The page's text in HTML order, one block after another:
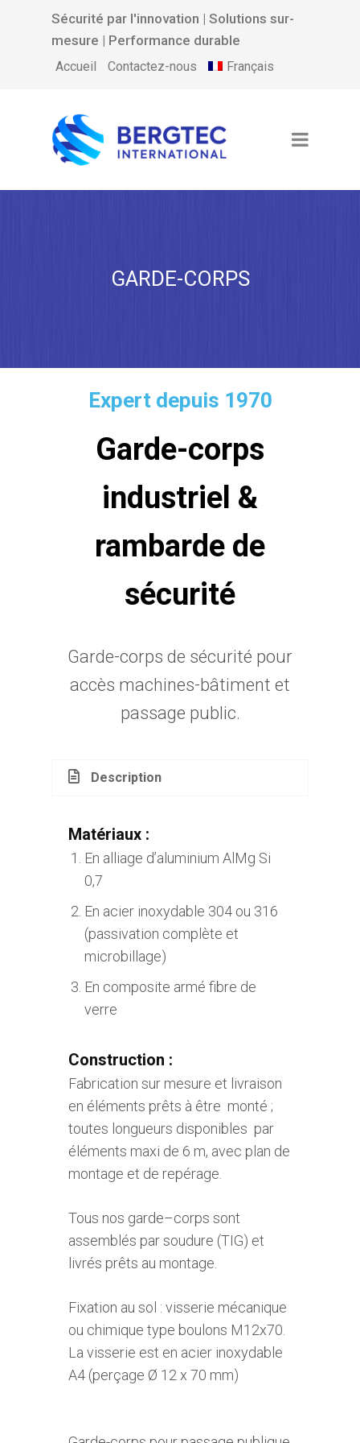
Sécurité par l'innovation | Solutions sur-
mesure | Performance durable
Accueil Contactez-nous Français
GARDE-CORPS
Expert depuis 1970
Garde-corps
industriel &
rambarde de
sécurité
Garde-corps de sécurité pour
accès machines-bâtiment et
passage public.
Description
Matériaux :
En alliage d’aluminium AlMg Si
0,7
En acier inoxydable 304 ou 316
(passivation complète et
microbillage)
En composite armé fibre de
verre
Construction :
Fabrication sur mesure et livraison
en éléments prêts à être monté ;
toutes longueurs disponibles par
éléments maxi de 6 m, avec plan de
montage et de repérage.
Tous nos garde–corps sont
assemblés par soudure (TIG) et
livrés prêts au montage.
Fixation au sol : visserie mécanique
ou chimique type boulons M12x70.
La visserie est en acier inoxydable
A4 (perçage Ø 12 x 70 mm)